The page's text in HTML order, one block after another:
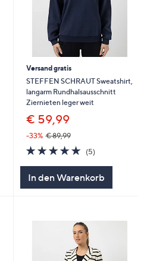
Versand gratis
STEFFEN SCHRAUT Sweatshirt,
langarm Rundhalsausschnitt
Ziernieten leger weit
€ 59,99
-33% € 89,99
5.0
von
5
(5)
In den Warenkorb